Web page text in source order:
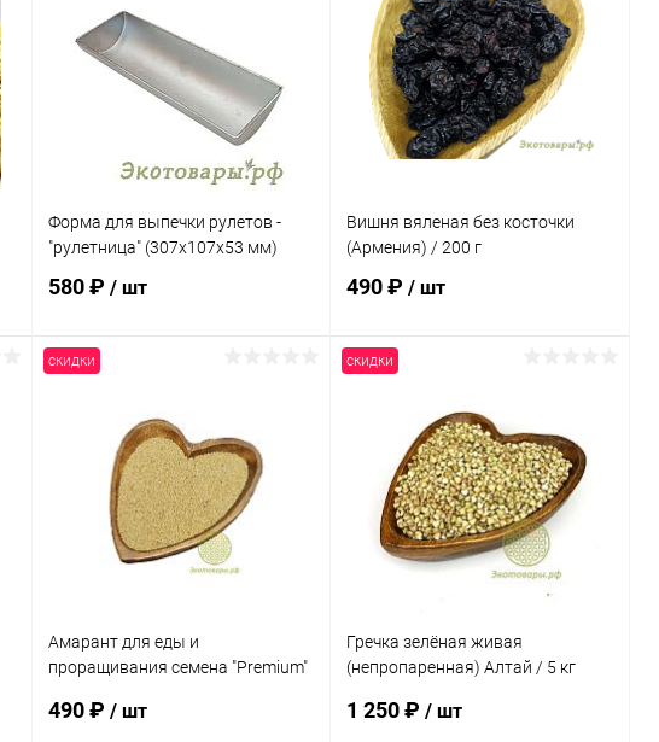
Купить в 1 клик
В избранное Под заказ
Купить в 1 клик Сравнение
В избранное Под заказ
Форма для выпечки рулетов -
"рулетница" (307х107х53 мм)
580 ₽ / шт
Купить в 1 клик Сравнение
В избранное Под заказ
Вишня вяленая без косточки
(Армения) / 200 г
490 ₽/ шт
Купить в 1 клик Сравнение
В избранное Под заказ
скидки
Амарант для еды и
проращивания семена "Premium"
490 ₽ / шт
скидки
Гречка зелёная живая
(непропаренная) Алтай / 5 кг
1 250 ₽/ шт